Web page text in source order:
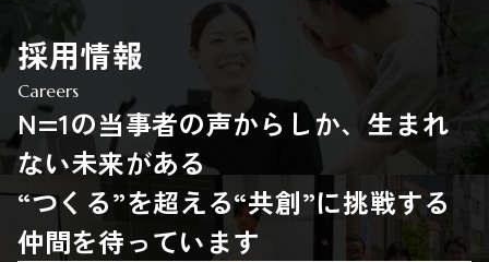
採用情報
Careers
N=1の当事者の声からしか、生まれ
ない未来がある
“つくる”を超える“共創”に挑戦する
仲間を待っています